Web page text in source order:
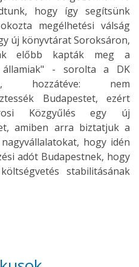
hogy így segítsünk
megélhetési válság
új könyvtárat Soroksáron,
előbb kapták meg a
- sorolta a DK
hozzátéve: nem
Budapestet, ezért
Közgyűlés egy új
amiben arra biztatjuk a
hogy idén
adót Budapestnek, hogy
stabilitásának